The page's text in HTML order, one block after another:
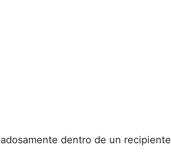
dentro de un recipiente